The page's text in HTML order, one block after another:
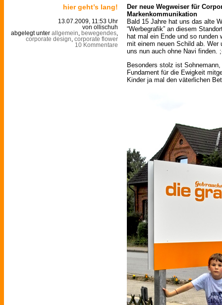
hier geht’s lang!
13.07.2009, 11:53 Uhr
von ollischuh
abgelegt unter allgemein bewegendes
corporate design corporate flower
10 Kommentare
Der neue Wegweiser für
Markenkommunikation
Bald 15 Jahre hat uns das alte
“Werbegrafik” an diesem
hat mal ein Ende und so runden
mit einem neuen Schild ab.
uns nun auch ohne Navi finden.
Besonders stolz ist
Fundament für die Ewigkeit
Kinder ja mal den väterlichen